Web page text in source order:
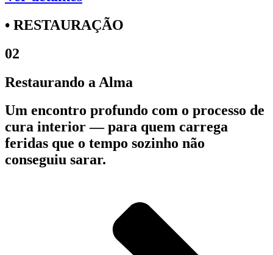
• RESTAURAÇÃO
02
Restaurando a Alma
Um encontro profundo com o processo de
cura interior — para quem carrega
feridas que o tempo sozinho não
conseguiu sarar.